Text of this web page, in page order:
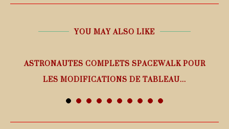
YOU MAY ALSO LIKE
ASTRONAUTES COMPLETS SPACEWALK POUR
LES MODIFICATIONS DE TABLEAU...